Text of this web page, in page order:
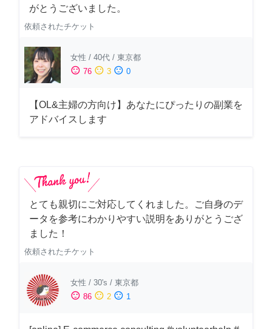
がとうございました。
依頼されたチケット
女性 / 40代 / 東京都
sentiment_satisfied 76 sentiment_neutral 3 sentiment_dissatisfied 0
【OL&主婦の方向け】あなたにぴったりの副業を
アドバイスします
とても親切にご対応してくれました。ご自身のデ
ータを参考にわかりやすい説明をありがとうござ
ました！
依頼されたチケット
女性 / 30's / 東京都
sentiment_satisfied 86 sentiment_neutral 2 sentiment_dissatisfied 1